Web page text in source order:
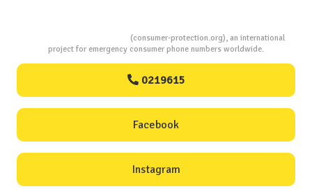
(consumer-protection.org), an international
project for emergency consumer phone numbers worldwide.
0219615
Facebook
Instagram